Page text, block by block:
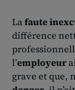
Lafaute
différence
l’employeur
grave et que,